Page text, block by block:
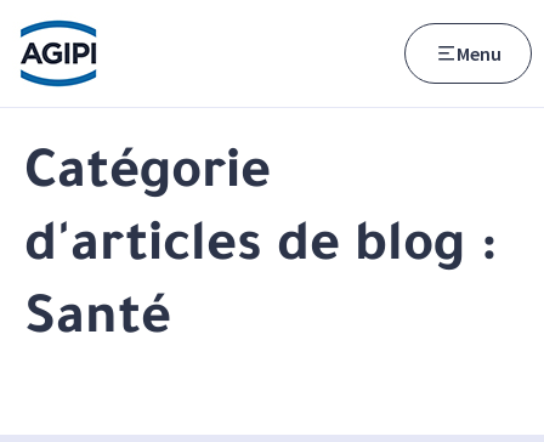
Accès au menu
Accès au contenu principal
Menu
Catégorie
d'articles de blog :
Santé